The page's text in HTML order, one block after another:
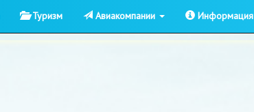
Туризм Авиакомпании Информация